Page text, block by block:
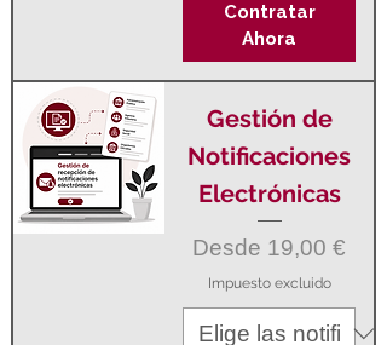
Contratar
Ahora
Gestión de
Notificaciones
Electrónicas
Desde 19,00 €
Precio de oferta
Impuesto excluido